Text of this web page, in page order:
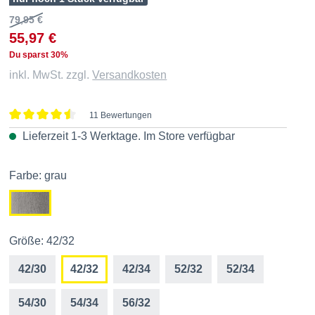
79,95 €
55,97 €
Du sparst 30%
inkl. MwSt. zzgl.Versandkosten
Durchschnittliche Bewertung von 4.5 von 5 Sternen
11 Bewertungen
Lieferzeit 1-3 Werktage. Im Store verfügbar
Farbe: grau
Größe: 42/32
42/30 42/32 42/34 52/32 52/34
54/30 54/34 56/32